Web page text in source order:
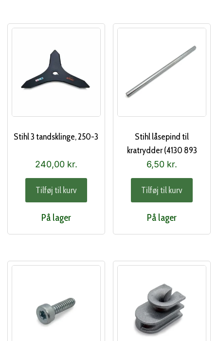
Stihl 3 tandsklinge, 250-3
240,00 kr.
Tilføj til kurv
På lager
Stihl låsepind til
kratrydder (4130 893
7800)
6,50 kr.
Tilføj til kurv
På lager